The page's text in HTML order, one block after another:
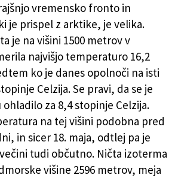
nazaj in zadihali
vremensko fronto in
je prispel z arktike, je velika.
je na višini 1500 metrov v
najvišjo temperaturo 16,2
ko je danes opolnoči na isti
Celzija. Se pravi, da se je
za 8,4 stopinje Celzija.
na tej višini podobna pred
in sicer 18. maja, odtlej pa je
tudi občutno. Ničta izoterma
višine 2596 metrov, meja